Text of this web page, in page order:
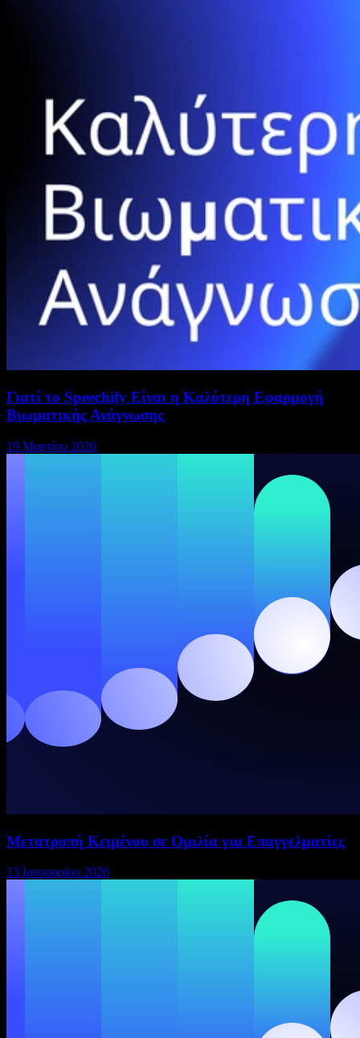
Γιατί το Speechify Είναι η Καλύτερη Εφαρμογή
Βιωματικής Ανάγνωσης
19 Μαρτίου 2026
Μετατροπή Κειμένου σε Ομιλία για Επαγγελματίες
13 Ιανουαρίου 2026